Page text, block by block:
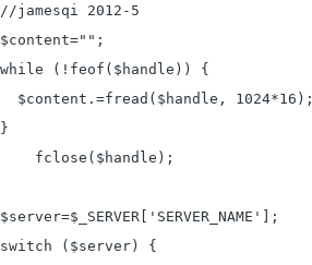
//jamesqi 2012-5
$content="";
while (!feof($handle)) {
  $content.=fread($handle, 1024*16);
}
    fclose($handle);
$server=$_SERVER['SERVER_NAME'];
switch ($server) {